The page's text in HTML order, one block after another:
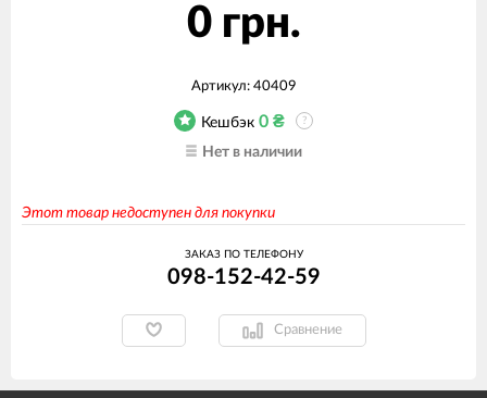
0 грн.
Артикул: 40409
Кешбэк 0 ₴ ?
Нет в наличии
Этот товар недоступен для покупки
ЗАКАЗ ПО ТЕЛЕФОНУ
098-152-42-59
Сравнение